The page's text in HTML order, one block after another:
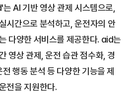
AI 기반 영상 관제 시스템으로,
시간으로 분석하고, 운전자의 안
다양한 서비스를 제공한다. aid는
영상 관제, 운전 습관 점수화, 경
행동 분석 등 다양한 기능을 제
전을 지원한다.